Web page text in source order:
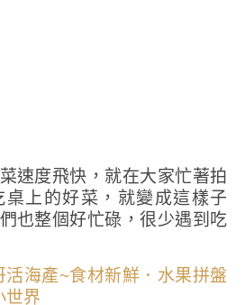
速度飛快，就在大家忙著拍
上的好菜，就變成這樣子
也整個好忙碌，很少遇到吃